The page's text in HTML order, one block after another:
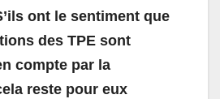
ont le sentiment que
des TPE sont
compte par la
reste pour eux